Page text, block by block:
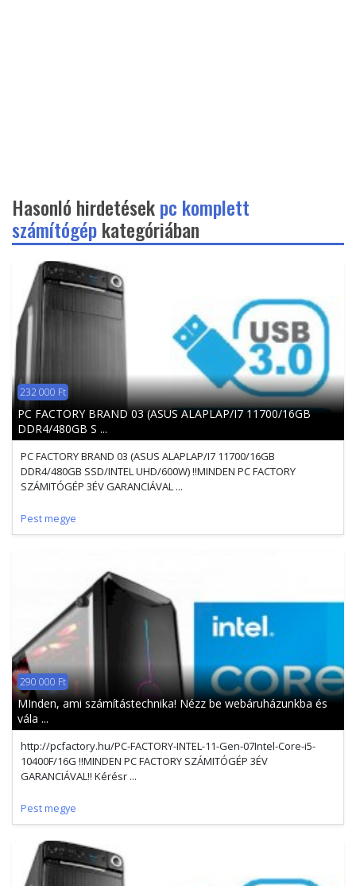
Hasonló hirdetésekpc komplett
számítógépkategóriában
232 000 Ft
PC FACTORY BRAND 03 (ASUS ALAPLAP/I7 11700/16GB
DDR4/480GB S ...
PC FACTORY BRAND 03 (ASUS ALAPLAP/I7 11700/16GB
DDR4/480GB SSD/INTEL UHD/600W) !!MINDEN PC FACTORY
SZÁMITÓGÉP 3ÉV GARANCIÁVAL ...
Pest megye
290 000 Ft
MInden, ami számítástechnika! Nézz be webáruházunkba és
vála ...
http://pcfactory.hu/PC-FACTORY-INTEL-11-Gen-07Intel-Core-i5-
10400F/16G !!MINDEN PC FACTORY SZÁMITÓGÉP 3ÉV
GARANCIÁVAL!! Kérésr ...
Pest megye